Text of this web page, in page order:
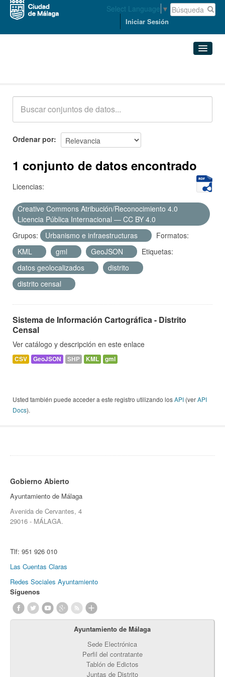
Select Language ▼
Iniciar Sesión
Acerca de
Ordenar por
1 conjunto de datos encontrado
Licencias:
Creative Commons Atribución/Reconocimiento 4.0
Licencia Pública Internacional — CC BY 4.0
Grupos:
Urbanismo e infraestructuras
Formatos:
KML
gml GeoJSON
Etiquetas:
datos geolocalizados
distrito
distrito censal
Sistema de Información Cartográfica - Distrito
Censal
Ver catálogo y descripción en este enlace
CSV GeoJSON SHP KML gml
Usted también puede acceder a este registro utilizando losAPI (verAPI
Docs).
Gobierno Abierto
Ayuntamiento de Málaga
Avenida de Cervantes, 4
29016 - MÁLAGA.
Tlf: 951 926 010
Las Cuentas Claras
Redes Sociales Ayuntamiento
Síguenos
Ayuntamiento de Málaga
Sede Electrónica
Perfil del contratante
Tablón de Edictos
Juntas de Distrito